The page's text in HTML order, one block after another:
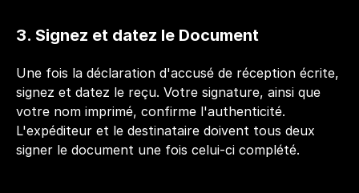
3. Signez et datez le Document
Une fois la déclaration d'accusé de réception écrite,
signez et datez le reçu. Votre signature, ainsi que
votre nom imprimé, confirme l'authenticité.
L'expéditeur et le destinataire doivent tous deux
signer le document une fois celui-ci complété.